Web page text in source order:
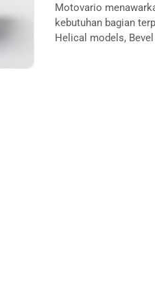
Motovario
kebutuhan bagian
Helical models,